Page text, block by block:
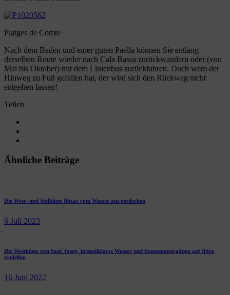
Platges de Comte
Nach dem Baden und einer guten Paella können Sie entlang
derselben Route wieder nach Cala Bassa zurückwandern oder (von
Mai bis Oktober) mit dem Linienbus zurückfahren. Doch wem der
Hinweg zu Fuß gefallen hat, der wird sich den Rückweg nicht
entgehen lassen!
Teilen
Ähnliche Beiträge
Die West- und Südküste Ibizas vom Wasser aus entdecken
6 Juli 2023
Die Westküste von Sant Josep, kristallklares Wasser und Sonnenuntergänge auf Ibiza
genießen
16 Juni 2022